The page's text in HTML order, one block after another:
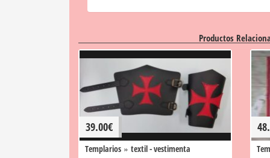
Productos
39.00€
Templarios » textil - vestimenta